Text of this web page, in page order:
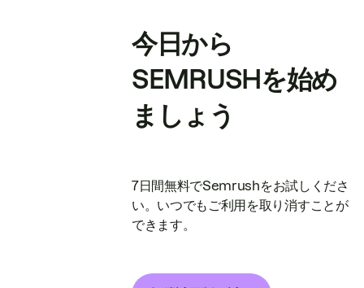
今日から
SEMRUSHを始め
ましょう
7日間無料でSemrushをお試しくださ
い。いつでもご利用を取り消すことが
できます。